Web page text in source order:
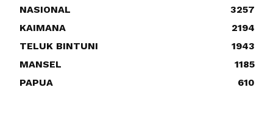
NASIONAL
3257
KAIMANA
2194
TELUK BINTUNI
1943
MANSEL
1185
PAPUA
610